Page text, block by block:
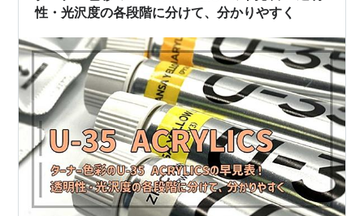
性・光沢度の各段階に分けて、分かりやすく